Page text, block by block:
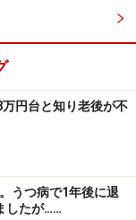
65歳から10年確
円※解約返戻金
戻金）
込み、入院日額
円
円台と知り老後が不
うつ病で1年後に退
したが……